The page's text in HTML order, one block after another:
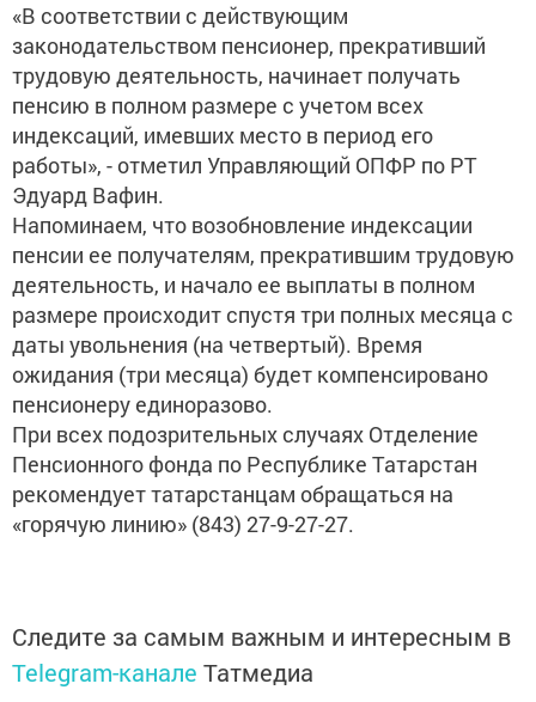
«В соответствии с действующим
законодательством пенсионер, прекративший
трудовую деятельность, начинает получать
пенсию в полном размере с учетом всех
индексаций, имевших место в период его
работы», - отметил Управляющий ОПФР по РТ
Эдуард Вафин.
Напоминаем, что возобновление индексации
пенсии ее получателям, прекратившим трудовую
деятельность, и начало ее выплаты в полном
размере происходит спустя три полных месяца с
даты увольнения (на четвертый). Время
ожидания (три месяца) будет компенсировано
пенсионеру единоразово.
При всех подозрительных случаях Отделение
Пенсионного фонда по Республике Татарстан
рекомендует татарстанцам обращаться на
«горячую линию» (843) 27-9-27-27.
Следите за самым важным и интересным в
Telegram-канале Татмедиа